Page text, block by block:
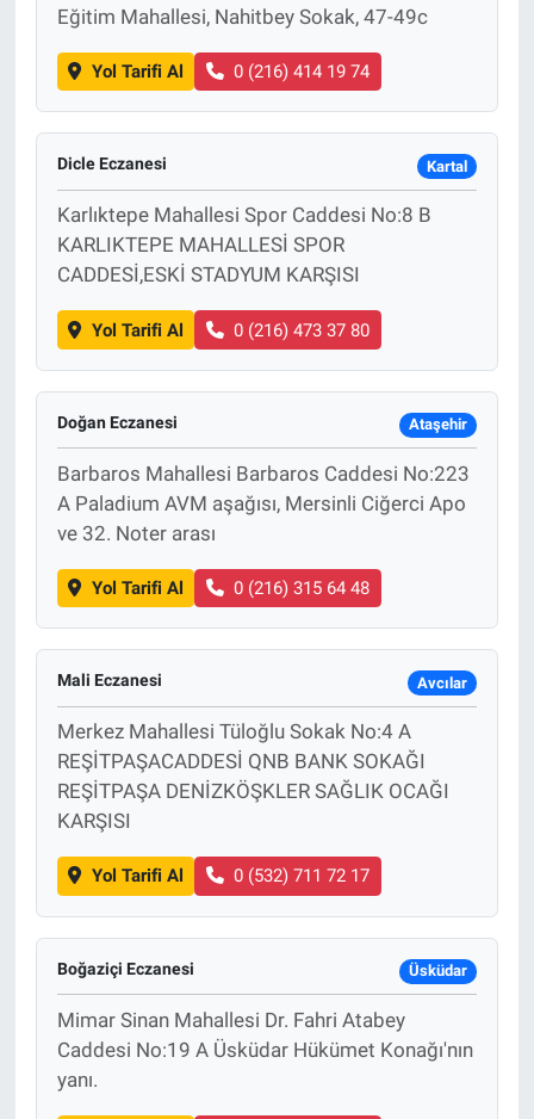
Eğitim Mahallesi, Nahitbey Sokak, 47-49c
Yol Tarifi Al 0 (216) 414 19 74
Dicle Eczanesi Kartal
Karlıktepe Mahallesi Spor Caddesi No:8 B
KARLIKTEPE MAHALLESİ SPOR
CADDESİ,ESKİ STADYUM KARŞISI
Yol Tarifi Al 0 (216) 473 37 80
Doğan Eczanesi Ataşehir
Barbaros Mahallesi Barbaros Caddesi No:223
A Paladium AVM aşağısı, Mersinli Ciğerci Apo
ve 32. Noter arası
Yol Tarifi Al 0 (216) 315 64 48
Mali Eczanesi Avcılar
Merkez Mahallesi Tüloğlu Sokak No:4 A
REŞİTPAŞACADDESİ QNB BANK SOKAĞI
REŞİTPAŞA DENİZKÖŞKLER SAĞLIK OCAĞI
KARŞISI
Yol Tarifi Al 0 (532) 711 72 17
Boğaziçi Eczanesi Üsküdar
Mimar Sinan Mahallesi Dr. Fahri Atabey
Caddesi No:19 A Üsküdar Hükümet Konağı'nın
yanı.